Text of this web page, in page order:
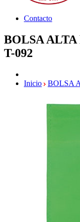
Contacto
BOLSA
T-092
Inicio BOLSA